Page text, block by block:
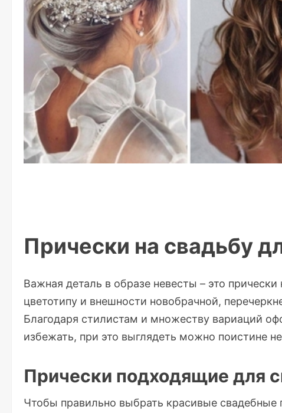
Прически на свадьбу
Важная деталь в образе невесты – это
цветотипу и внешности новобрачной,
Благодаря стилистам и множеству вариаций
избежать, при это выглядеть можно поистине
Прически подходящие для
Чтобы правильно выбрать красивые свадебные